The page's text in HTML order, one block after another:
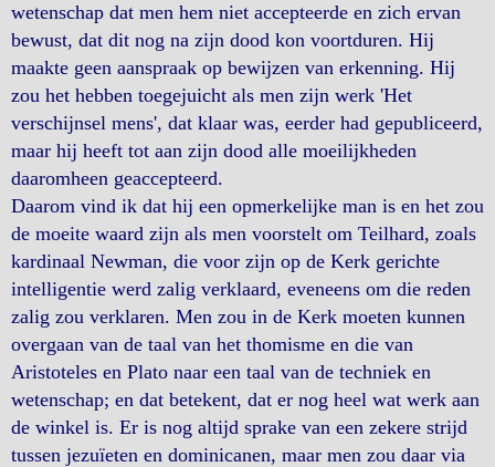
wetenschap dat men hem niet accepteerde en zich ervan
bewust, dat dit nog na zijn dood kon voortduren. Hij
maakte geen aanspraak op bewijzen van erkenning. Hij
zou het hebben toegejuicht als men zijn werk 'Het
verschijnsel mens', dat klaar was, eerder had gepubliceerd,
maar hij heeft tot aan zijn dood alle moeilijkheden
daaromheen geaccepteerd.
Daarom vind ik dat hij een opmerkelijke man is en het zou
de moeite waard zijn als men voorstelt om Teilhard, zoals
kardinaal Newman, die voor zijn op de Kerk gerichte
intelligentie werd zalig verklaard, eveneens om die reden
zalig zou verklaren. Men zou in de Kerk moeten kunnen
overgaan van de taal van het thomisme en die van
Aristoteles en Plato naar een taal van de techniek en
wetenschap; en dat betekent, dat er nog heel wat werk aan
de winkel is. Er is nog altijd sprake van een zekere strijd
tussen jezuïeten en dominicanen, maar men zou daar via